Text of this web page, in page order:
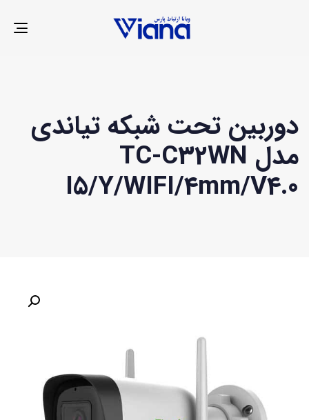
دوربین تحت شبکه تیاندی
مدل TC-C32WN
I5/Y/WIFI/4mm/V4.0